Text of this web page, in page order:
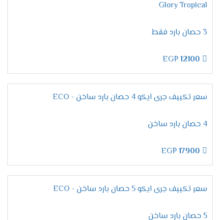
اختيار الفريون أمر مهم جدا حتى يكون مناسب للجهاز
يسبب له أى اضرار صحية ولا ملوثات للبيئة .
مميزاتتكييف جرى بيونير
الانفرتر 2024
التميز بتكنولوجيا الانفرتر
تكييف جرى بيونير بأحدث الخواص الجديدة منها
الانفرتر التى تعمل على تقليل استهلاك الكهرباء
بنسبة عالية حتى لا تسبب ازعاج للعميل ويستطيع
تشغيل الجهاز كما يريد وبالطريقة المناسبة له دون
Glory Tropical
3 حصان بارد فقط
12100
سعر تكييف جرى ايكو 4 حصان بارد ساخن - ECO
4 حصان بارد ساخن
17900
سعر تكييف جرى ايكو 5 حصان بارد ساخن - ECO
5 حصان بارد ساخن